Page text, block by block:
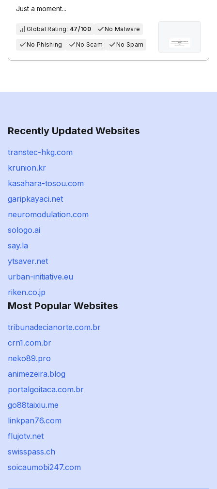
Just a moment...
Global Rating: 47/100 No Malware
No Phishing No Scam No Spam
Recently Updated Websites
transtec-hkg.com
krunion.kr
kasahara-tosou.com
garipkayaci.net
neuromodulation.com
sologo.ai
say.la
ytsaver.net
urban-initiative.eu
riken.co.jp
Most Popular Websites
tribunadecianorte.com.br
crn1.com.br
neko89.pro
animezeira.blog
portalgoitaca.com.br
go88taixiu.me
linkpan76.com
flujotv.net
swisspass.ch
soicaumobi247.com